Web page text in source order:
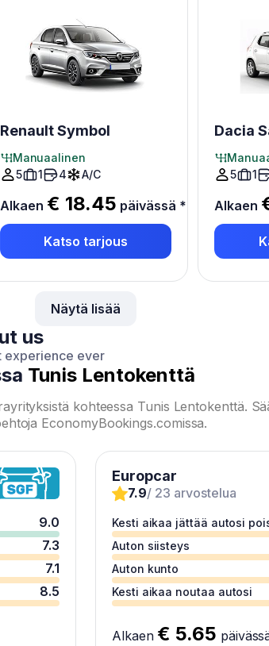
Renault Symbol
Manuaalinen
5
1 4 A/C
Alkaen € 18.45 päivässä *
Katso tarjous
Dacia
5
1
Alkaen
Näytä lisää
us
experience ever
Tunis Lentokenttä
kohteessa Tunis Lentokenttä.
EconomyBookings.comissa.
9.0
7.3
7.1
8.5
Europcar
7.9/ 23 arvostelua
Kesti aikaa jättää autosi
Auton siisteys
Auton kunto
Kesti aikaa noutaa autosi
Alkaen € 5.65